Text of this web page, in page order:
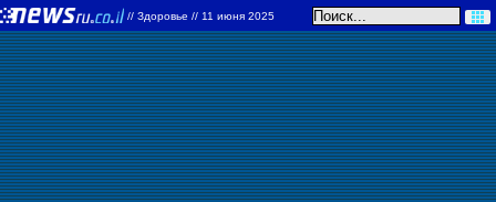
// Здоровье // 11 июня 2025